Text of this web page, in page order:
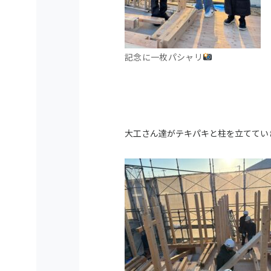
記念に一枚パシャリ
大工さん達がテキパキと柱を立てて